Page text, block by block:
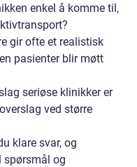
enkel å komme til,
gir ofte et realistisk
pasienter blir møtt
seriøse klinikker er
ved større
klare svar, og
spørsmål og